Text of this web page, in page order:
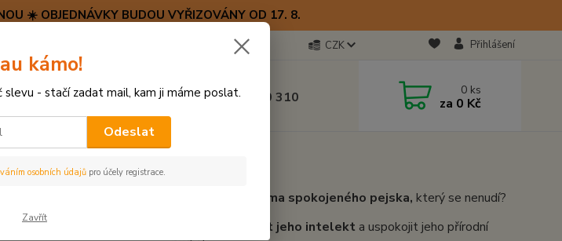
☀️ OBJEDNÁVKY BUDOU VYŘIZOVÁNY OD 17. 8.
CZK Přihlášení
Hledat (+420) 723 770 310 0 ks
za 0 Kč
- Chcete mít doma spokojeného pejska, který se nenudí?
- Chcete rozvíjet jeho intelekt a uspokojit jeho přírodní
kámo!
- stačí zadat mail, kam ji máme poslat.
Odeslat
osobních údajů pro účely registrace.
Zavřít